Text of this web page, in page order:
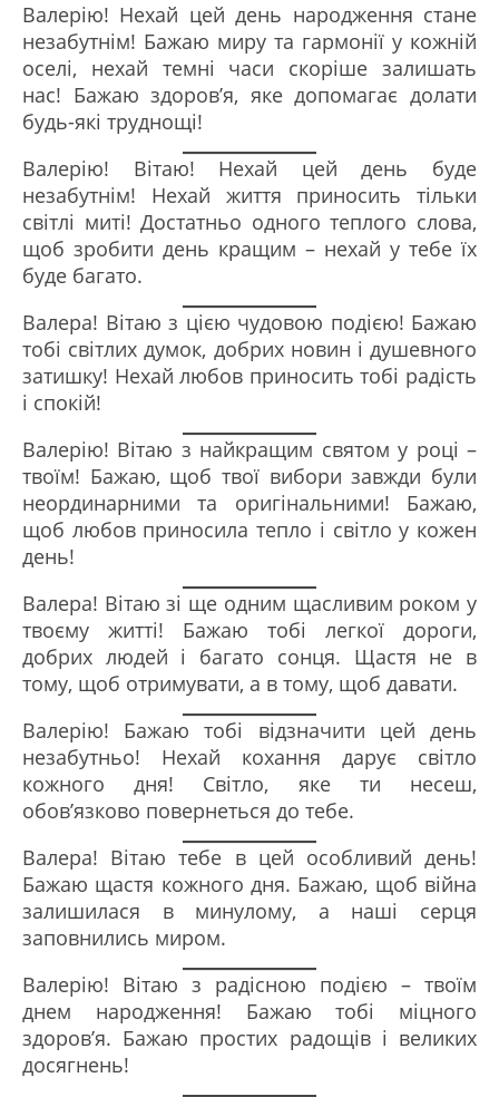
Валерію! Нехай цей день народження стане
незабутнім! Бажаю миру та гармонії у кожній
оселі, нехай темні часи скоріше залишать
нас! Бажаю здоров’я, яке допомагає долати
будь-які труднощі!
Валерію! Вітаю! Нехай цей день буде
незабутнім! Нехай життя приносить тільки
світлі миті! Достатньо одного теплого слова,
щоб зробити день кращим – нехай у тебе їх
буде багато.
Валера! Вітаю з цією чудовою подією! Бажаю
тобі світлих думок, добрих новин і душевного
затишку! Нехай любов приносить тобі радість
і спокій!
Валерію! Вітаю з найкращим святом у році –
твоїм! Бажаю, щоб твої вибори завжди були
неординарними та оригінальними! Бажаю,
щоб любов приносила тепло і світло у кожен
день!
Валера! Вітаю зі ще одним щасливим роком у
твоєму житті! Бажаю тобі легкої дороги,
добрих людей і багато сонця. Щастя не в
тому, щоб отримувати, а в тому, щоб давати.
Валерію! Бажаю тобі відзначити цей день
незабутньо! Нехай кохання дарує світло
кожного дня! Світло, яке ти несеш,
обов’язково повернеться до тебе.
Валера! Вітаю тебе в цей особливий день!
Бажаю щастя кожного дня. Бажаю, щоб війна
залишилася в минулому, а наші серця
заповнились миром.
Валерію! Вітаю з радісною подією – твоїм
днем народження! Бажаю тобі міцного
здоров’я. Бажаю простих радощів і великих
досягнень!